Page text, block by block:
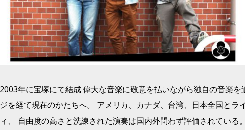
2003年に宝塚にて結成 偉大な音楽に敬意を払いながら独自の音楽を
ジを経て現在のかたちへ。 アメリカ、カナダ、台湾、日本全国とラ
ィ、 自由度の高さと洗練された演奏は国内外問わず評価されている。